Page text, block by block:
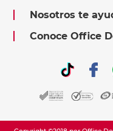
Nosotros te
Conoce Office